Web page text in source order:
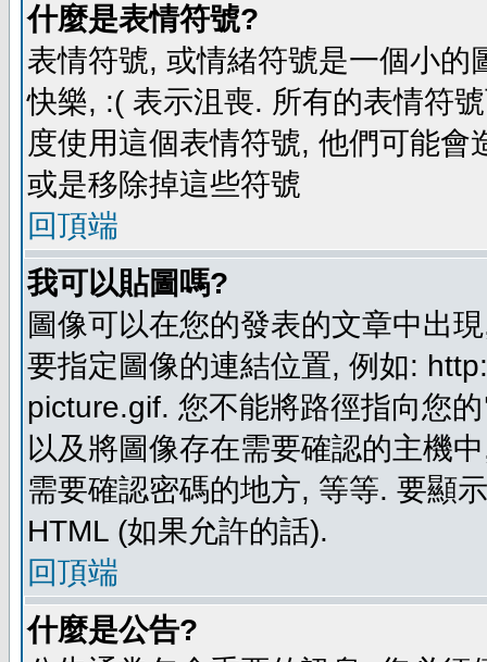
什麼是表情符號?
表情符號, 或情緒符號是一個小
快樂, :( 表示沮喪. 所有的表情符
度使用這個表情符號, 他們可能
或是移除掉這些符號
回頂端
我可以貼圖嗎?
圖像可以在您的發表的文章中出
要指定圖像的連結位置, 例如:
picture.gif. 您不能將路徑指向您
以及將圖像存在需要確認的主機
需要確認密碼的地方, 等等. 要顯
HTML (如果允許的話).
回頂端
什麼是公告?